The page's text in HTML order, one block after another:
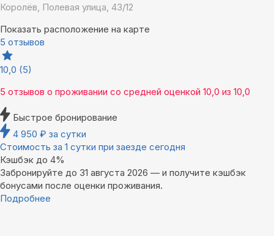
Королёв, Полевая улица, 43/12
Показать расположение на карте
5 отзывов
10,0 (5)
5 отзывов о проживании со средней оценкой 10,0 из 10,0
Быстрое бронирование
4 950 ₽ за сутки
Стоимость за 1 сутки при заезде сегодня
Кэшбэк до 4%
Забронируйте до 31 августа 2026 — и получите кэшбэк
бонусами после оценки проживания.
Подробнее